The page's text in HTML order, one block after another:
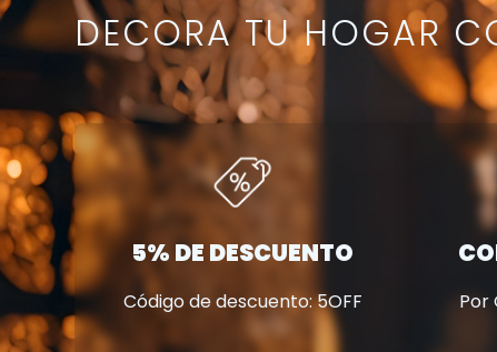
DECORA TU HOGAR
5% DE DESCUENTO
Código de descuento: 5OFF Por